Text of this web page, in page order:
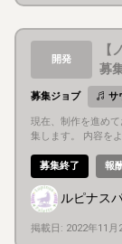
譚『不可視の少女のク
freem.ne.jp/win/game/31780 ◆作品公開方法
オ完成予定 ・2024
ープニング動画制
えています ・2024
ウンロードサイトにてダウンロー
識がほとんどあり
も素材や資料をお
れる方にお任せという流れが多か
（インビジブル、
解をお願いします。 ・やり取りはDiscordでしたいと思っています。また企
画のチャンネルも
を取得していただける
・シナリオ担当１
メインの方と歌あ
クターボイスを担当いただ
編 ※長編の前日譚
ちらの短編も、ゆ
記憶喪失の主人公
ながら、それぞれ
の謎を解き明かしていく物語です。 ◇
／蒼のフラグメント） ・ホームページ https://
xsite.com/my-site
・ダウンロード
duct_id/
https://lupinuspalette.booth.pm/ ◆お
Unityでのスクリプ
プログラムを作っ
ームのみではなく
開発
【
募
募集ジョブ サ
現在、制作を進め
集します。 内容をよ
でご了承ください。 ◆募集人数 1名 ※基本的に複数人採用は考えていませ
ん。 ◆ゲーム内容 ・ジャンル ・現代ジュブナイルミステリー、全年齢対象
・プレイ時間３０
以上の長編 ・短編
となります。 記憶
る怪異と戦いなが
募集終了 報
ルピナス
掲載日: 2022年11月